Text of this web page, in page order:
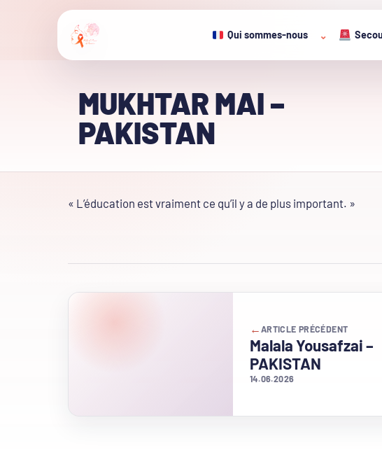
Qui sommes-nous ⌄
MUKHTAR MAI –
PAKISTAN
« L’éducation est vraiment ce qu’il y a de plus important. »
← ARTICLE PRÉCÉDENT
Malala Yousafzai –
PAKISTAN
14.06.2026